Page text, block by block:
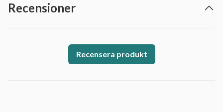
Recensioner
Recensera produkt